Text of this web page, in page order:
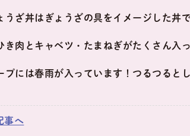
うざ丼はぎょうざの具をイメージした丼で
き肉とキャベツ・たまねぎがたくさん入
プには春雨が入っています！つるつると
事へ